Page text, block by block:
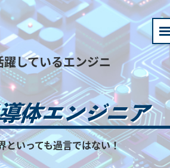
しているエンジニ
といっても過言ではない！